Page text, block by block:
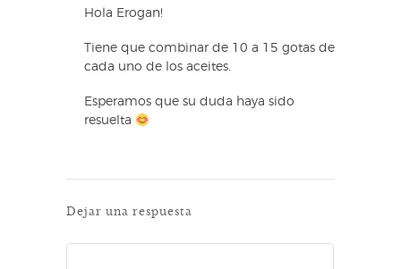
Hola Erogan!
Tiene que combinar de 10 a 15 gotas de
cada uno de los aceites.
Esperamos que su duda haya sido
resuelta
Dejar una respuesta